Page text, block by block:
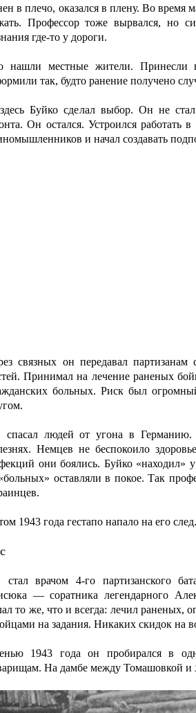
в плечо, оказался в плену. Во время
Профессор тоже вырвался, но
где-то у дороги.
нашли местные жители. Принесли
так, будто ранение получено
Буйко сделал выбор. Он не
Он остался. Устроился работать
и начал создавать
связных он передавал
Принимал на лечение раненых
больных. Риск был
спасал людей от угона в
Немцев не беспокоило
они боялись. Буйко «находил»
оставляли в покое. Так
1943 года гестапо напало на его
врачом 4-го партизанского
— соратника легендарного
то же, что и всегда: лечил раненых,
на задания. Никаких скидок на
1943 года он пробирался в
На дамбе между Томашовкой и